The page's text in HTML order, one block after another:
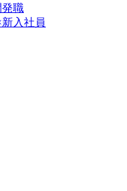
職
入社員